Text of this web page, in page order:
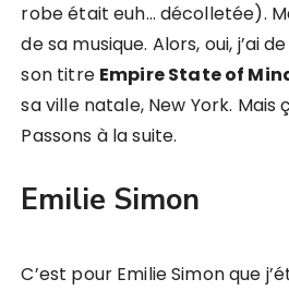
robe était euh… décolletée).
de sa musique. Alors, oui, j’ai
son titre Empire State of
sa ville natale, New York. Mais
Passons à la suite.
Emilie Simon
C’est pour Emilie Simon que